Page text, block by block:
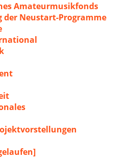
Amateurmusikfonds
der Neustart-Programme